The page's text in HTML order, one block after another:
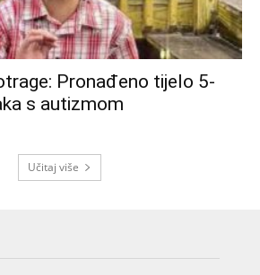
Pronađeno tijelo 5-
s autizmom
Učitaj više